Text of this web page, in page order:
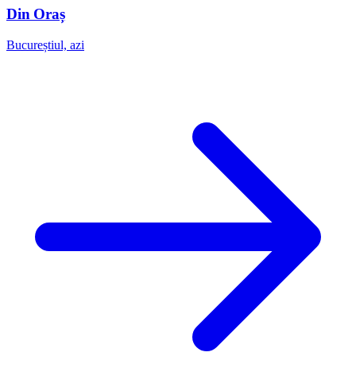
Din Oraș
Bucureștiul, azi